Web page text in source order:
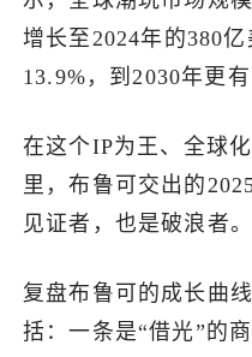
增长至2024年的380
13.9%，到2030年更
在这个IP为王、全球
里，布鲁可交出的
见证者，也是破浪者。
复盘布鲁可的成长曲
括：一条是“借光”的